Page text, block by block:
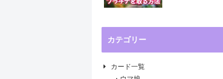
カテゴリー
カード一覧